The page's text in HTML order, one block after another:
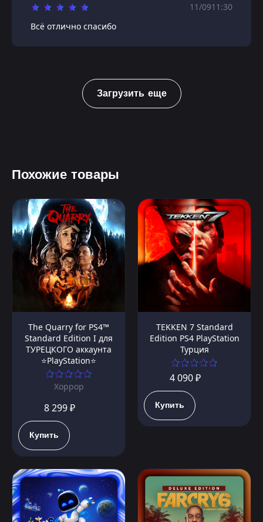
11/0911:30
Всё отлично спасибо
Загрузить еще
Похожие товары
The Quarry for PS4™
Standard Edition I для
ТУРЕЦКОГО аккаунта
⭐PlayStation⭐
Хоррор
8 299 ₽
Купить
TEKKEN 7 Standard
Edition PS4 PlayStation
Турция
4 090 ₽
Купить